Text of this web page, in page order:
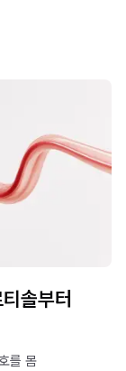
솔부터
를 몸